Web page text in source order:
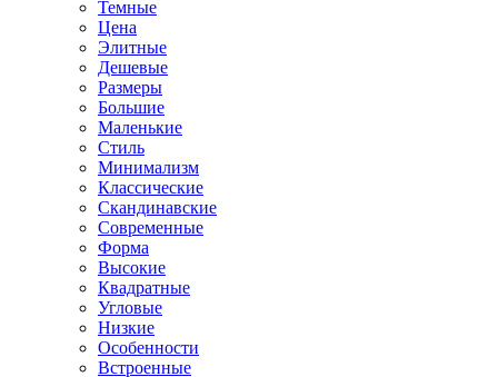
Темные
Цена
Элитные
Дешевые
Размеры
Большие
Маленькие
Стиль
Минимализм
Классические
Скандинавские
Современные
Форма
Высокие
Квадратные
Угловые
Низкие
Особенности
Встроенные